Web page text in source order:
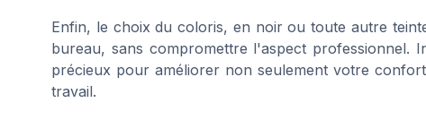
Enfin, le choix du coloris, en noir ou toute autre
bureau, sans compromettre l'aspect professionnel.
précieux pour améliorer non seulement votre
travail.